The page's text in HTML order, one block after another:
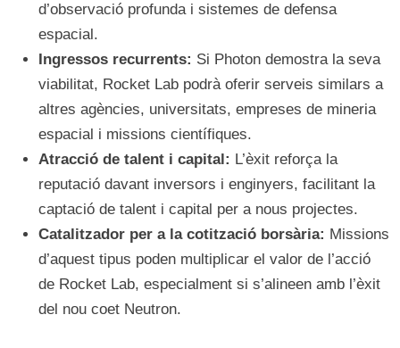
d’observació profunda i sistemes de defensa
espacial.
Ingressos recurrents: Si Photon demostra la seva
viabilitat, Rocket Lab podrà oferir serveis similars a
altres agències, universitats, empreses de mineria
espacial i missions científiques.
Atracció de talent i capital: L’èxit reforça la
reputació davant inversors i enginyers, facilitant la
captació de talent i capital per a nous projectes.
Catalitzador per a la cotització borsària: Missions
d’aquest tipus poden multiplicar el valor de l’acció
de Rocket Lab, especialment si s’alineen amb l’èxit
del nou coet Neutron.